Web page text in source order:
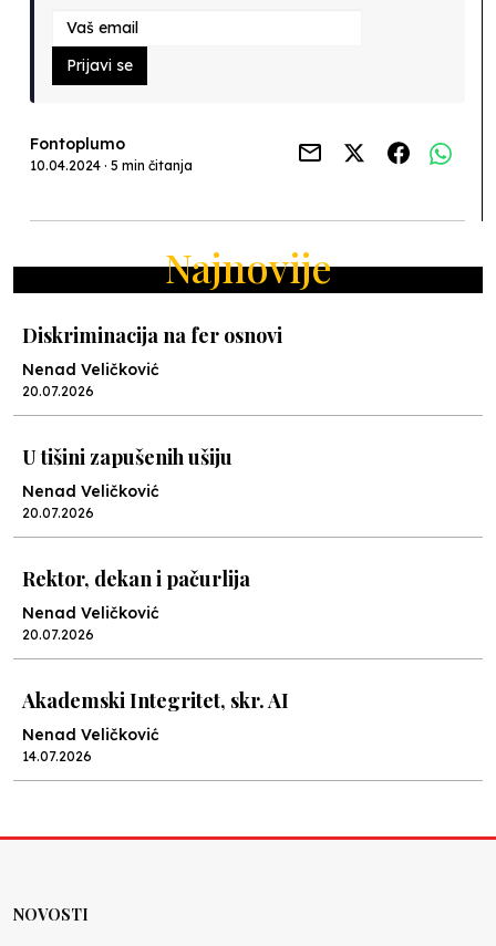
Prijavi se
Fontoplumo
10.04.2024 · 5 min čitanja
Najnovije
Diskriminacija na fer osnovi
Nenad Veličković
20.07.2026
U tišini zapušenih ušiju
Nenad Veličković
20.07.2026
Rektor, dekan i pačurlija
Nenad Veličković
20.07.2026
Akademski Integritet, skr. AI
Nenad Veličković
14.07.2026
NOVOSTI